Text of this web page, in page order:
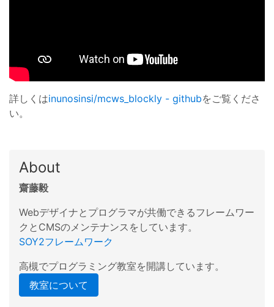
詳しくはinunosinsi/mcws_blockly - githubをご覧くださ
い。
About
齋藤毅
Webデザイナとプログラマが共働できるフレームワー
クとCMSのメンテナンスをしています。
SOY2フレームワーク
高槻でプログラミング教室を開講しています。
教室について